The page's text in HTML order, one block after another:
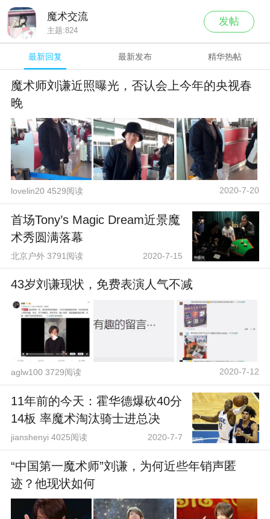
魔术交流
主题:824
发帖
最新回复 最新发布 精华热帖
魔术师刘谦近照曝光，否认会上今年的央视春
晚
lovelin20 4529阅读 2020-7-20
首场Tony’s Magic Dream近景魔
术秀圆满落幕
北京户外 3791阅读 2020-7-15
43岁刘谦现状，免费表演人气不减
aglw100 3729阅读 2020-7-12
11年前的今天：霍华德爆砍40分
14板 率魔术淘汰骑士进总决
jianshenyi 4025阅读 2020-7-7
“中国第一魔术师”刘谦，为何近些年销声匿
迹？他现状如何